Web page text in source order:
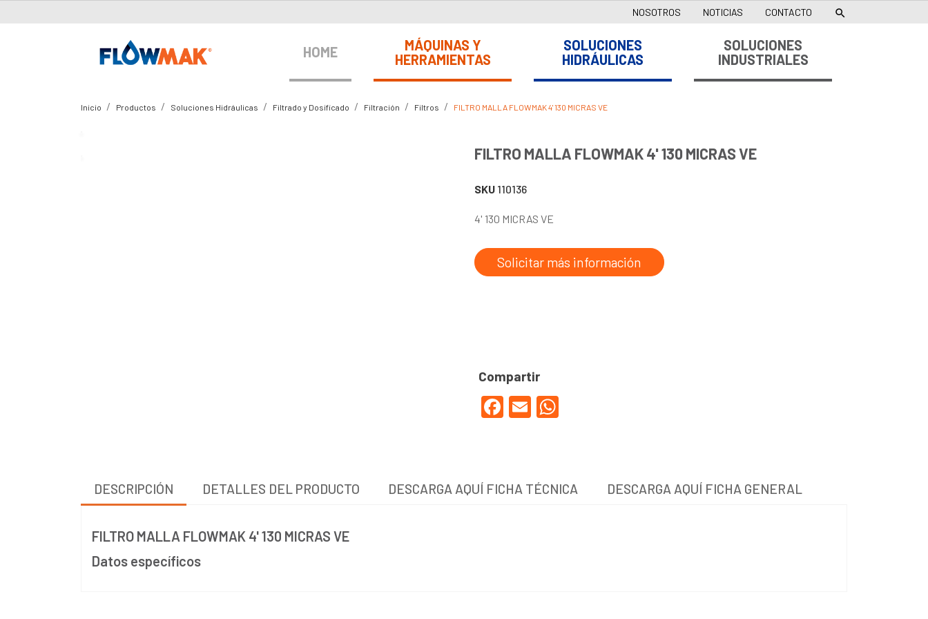
NOSOTROS NOTICIAS CONTACTO 
HOME
MÁQUINAS Y
HERRAMIENTAS
SOLUCIONES
HIDRÁULICAS
SOLUCIONES
INDUSTRIALES
Inicio Productos Soluciones Hidráulicas Filtrado y Dosificado Filtración Filtros FILTRO MALLA FLOWMAK 4' 130 MICRAS VE
FILTRO MALLA FLOWMAK 4' 130 MICRAS VE
SKU 110136
4' 130 MICRAS VE
Solicitar más información
DESCRIPCIÓN DETALLES DEL PRODUCTO DESCARGA AQUÍ FICHA TÉCNICA DESCARGA AQUÍ FICHA GENERAL
FILTRO MALLA FLOWMAK 4' 130 MICRAS VE
Datos específicos